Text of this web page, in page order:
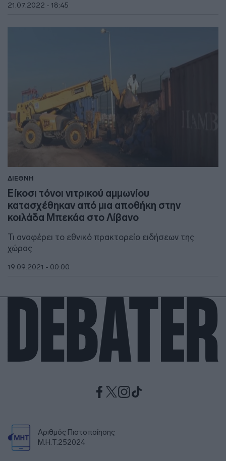
21.07.2022 - 18:45
ΔΙΕΘΝΗ
Είκοσι τόνοι νιτρικού αμμωνίου
κατασχέθηκαν από μια αποθήκη στην
κοιλάδα Μπεκάα στο Λίβανο
Τι αναφέρει το εθνικό πρακτορείο ειδήσεων της
χώρας
19.09.2021 - 00:00
Αριθμός Πιστοποίησης
Μ.Η.Τ.252024